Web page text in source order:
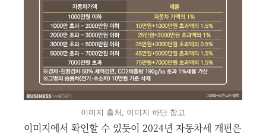
이미지 출처, 이미지 하단 참고
이미지에서 확인할 수 있듯이 2024년 자동차세 개편은